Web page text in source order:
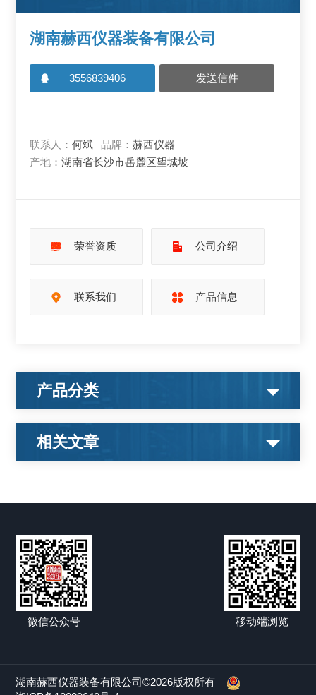
湖南赫西仪器装备有限公司
3556839406 发送信件
联系人：何斌 品牌：赫西仪器
产地：湖南省长沙市岳麓区望城坡
荣誉资质 公司介绍
联系我们 产品信息
产品分类
相关文章
微信公众号 移动端浏览
湖南赫西仪器装备有限公司©2026版权所有